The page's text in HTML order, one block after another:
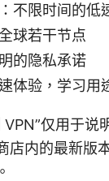
不限时间的低
球若干节点
的隐私承诺
体验，学习用
仅用于说
店内的最新版